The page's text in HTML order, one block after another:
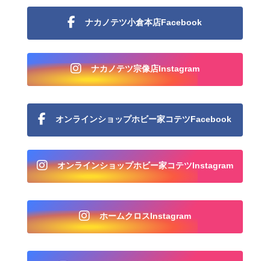
ナカノテツ小倉本店Facebook
ナカノテツ宗像店Instagram
オンラインショップホビー家コテツFacebook
オンラインショップホビー家コテツInstagram
ホームクロスInstagram